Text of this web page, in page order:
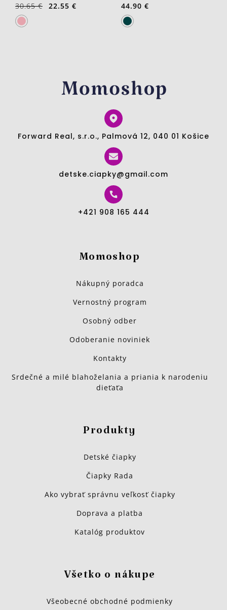
30.65 €
22.55 €
44.90 €
Forward Real, s.r.o., Palmová 12, 040 01 Košice
detske.ciapky@gmail.com
+421 908 165 444
Momoshop
Nákupný poradca
Vernostný program
Osobný odber
Odoberanie noviniek
Kontakty
Srdečné a milé blahoželania a priania k narodeniu
dieťaťa
Produkty
Detské čiapky
Čiapky Rada
Ako vybrať správnu veľkosť čiapky
Doprava a platba
Katalóg produktov
Všetko o nákupe
Všeobecné obchodné podmienky